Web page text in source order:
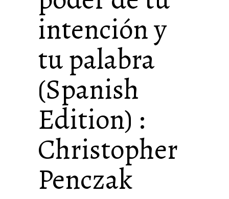
intención y
tu palabra
(Spanish
Edition) :
Christopher
Penczak